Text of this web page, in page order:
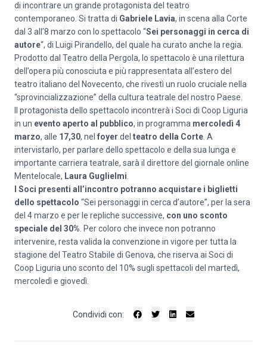
di incontrare un grande protagonista del teatro
contemporaneo. Si tratta di Gabriele Lavia, in scena alla Corte
dal 3 all’8 marzo con lo spettacolo “Sei personaggi in cerca di
autore“, di Luigi Pirandello, del quale ha curato anche la regia.
Prodotto dal Teatro della Pergola, lo spettacolo è una rilettura
dell’opera più conosciuta e più rappresentata all’estero del
teatro italiano del Novecento, che rivestì un ruolo cruciale nella
“sprovincializzazione” della cultura teatrale del nostro Paese.
Il protagonista dello spettacolo incontrerà i Soci di Coop Liguria
in un evento aperto al pubblico, in programma mercoledì 4
marzo, alle 17,30, nel foyer del teatro della Corte . A
intervistarlo, per parlare dello spettacolo e della sua lunga e
importante carriera teatrale, sarà il direttore del giornale online
Mentelocale, Laura Guglielmi
I Soci presenti all’incontro potranno acquistare i biglietti
dello spettacolo “Sei personaggi in cerca d’autore”, per la sera
del 4 marzo e per le repliche successive, con uno sconto
speciale del 30% . Per coloro che invece non potranno
intervenire, resta valida la convenzione in vigore per tutta la
stagione del Teatro Stabile di Genova, che riserva ai Soci di
Coop Liguria uno sconto del 10% sugli spettacoli del martedì,
mercoledì e giovedì.
Condividi con: